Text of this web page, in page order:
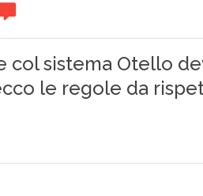
sistema Otello
le regole da